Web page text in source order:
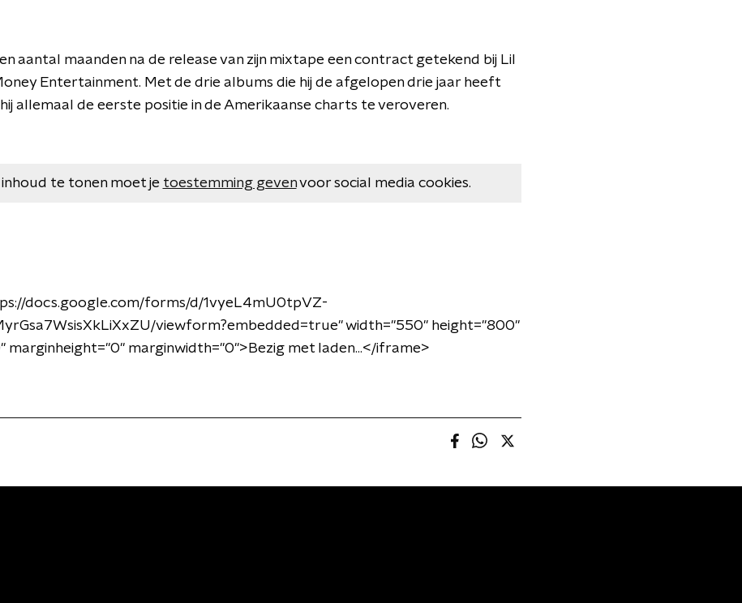
aantal maanden na de release van zijn mixtape een contract getekend bij Lil
Entertainment. Met de drie albums die hij de afgelopen drie jaar heeft
allemaal de eerste positie in de Amerikaanse charts te veroveren.
inhoud te tonen moet je toestemming gevenvoor social media cookies.
docs.google.com/forms/d/1vyeL4mU0tpVZ-
viewform?embedded=true" width="550" height="800"
marginwidth="0">Bezig met laden...</iframe>